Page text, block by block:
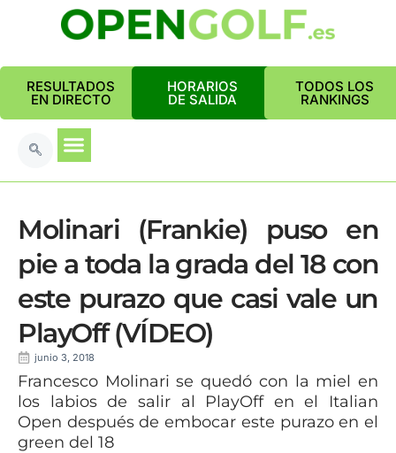
RESULTADOS
EN DIRECTO
HORARIOS
DE SALIDA
TODOS LOS
RANKINGS
Molinari (Frankie) puso en
pie a toda la grada del 18 con
este purazo que casi vale un
PlayOff (VÍDEO)
junio 3, 2018
Francesco Molinari se quedó con la miel en
los labios de salir al PlayOff en el Italian
Open después de embocar este purazo en el
green del 18